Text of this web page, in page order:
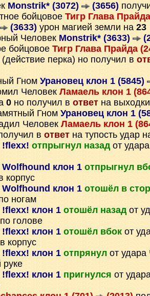
Monstrik* (3072) (3656)
бойцовое Тигр Глава Прайда
(3633) урон магией земли на 23
Человек Monstrik* (3633)
бойцовое Тигр Глава Прайда
(действие перка) но получил в
Гном Урановец клон 1 (5845)
Человек Ламаель клон 1
0 но получил в ответ на
Гном Урановец клон 1
Человек Ламаель клон 1
в ответ на тупость удар
!flexx! отпрыгнул назадот
Wolfhound клон 1 отпрыгнул
корпус
Wolfhound клон 1 отошёл в
ногам
!flexx! клон 1 отошёл назадот
по голове
!flexx! клон 1 отошёл вбок от
в корпус
!flexx! клон 1 отпрянул от
руке
!flexx! клон 1 пригнулся от